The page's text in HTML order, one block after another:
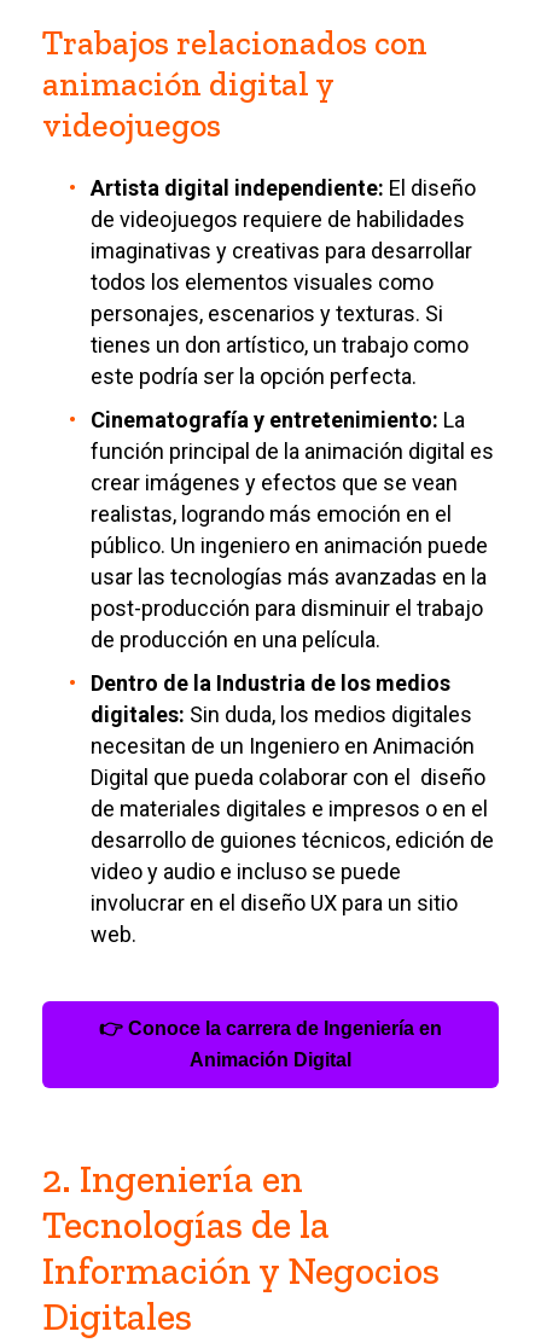
Trabajos relacionados con
animación digital y
videojuegos
Artista digital independiente: El diseño
de videojuegos requiere de habilidades
imaginativas y creativas para desarrollar
todos los elementos visuales como
personajes, escenarios y texturas. Si
tienes un don artístico, un trabajo como
este podría ser la opción perfecta.
Cinematografía y entretenimiento: La
función principal de la animación digital es
crear imágenes y efectos que se vean
realistas, logrando más emoción en el
público. Un ingeniero en animación puede
usar las tecnologías más avanzadas en la
post-producción para disminuir el trabajo
de producción en una película.
Dentro de la Industria de los medios
digitales: Sin duda, los medios digitales
necesitan de un Ingeniero en Animación
Digital que pueda colaborar con el diseño
de materiales digitales e impresos o en el
desarrollo de guiones técnicos, edición de
video y audio e incluso se puede
involucrar en el diseño UX para un sitio
web.
👉 Conoce la carrera de Ingeniería en
Animación Digital
2. Ingeniería en
Tecnologías de la
Información y Negocios
Digitales